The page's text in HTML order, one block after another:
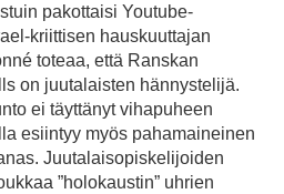
pakottaisi Youtube-
kriittisen hauskuuttajan
toteaa, että Ranskan
on juutalaisten hännystelijä.
ei täyttänyt vihapuheen
esiintyy myös pahamaineinen
Juutalaisopiskelijoiden
”holokaustin” uhrien